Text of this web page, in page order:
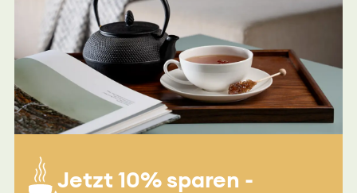
Jetzt 10% sparen -